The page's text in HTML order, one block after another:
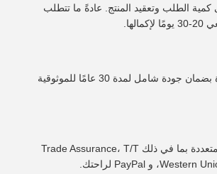
كمية الطلب وتعقيد المنتج. عادةً ما تتطلب
جميع منحوتاتنا مغطاة بضمان جودة شامل لمدة 30 عامًا للموثوقية
نحن نقبل طرق دفع متعددة بما في ذلك Trade Assurance، T/T